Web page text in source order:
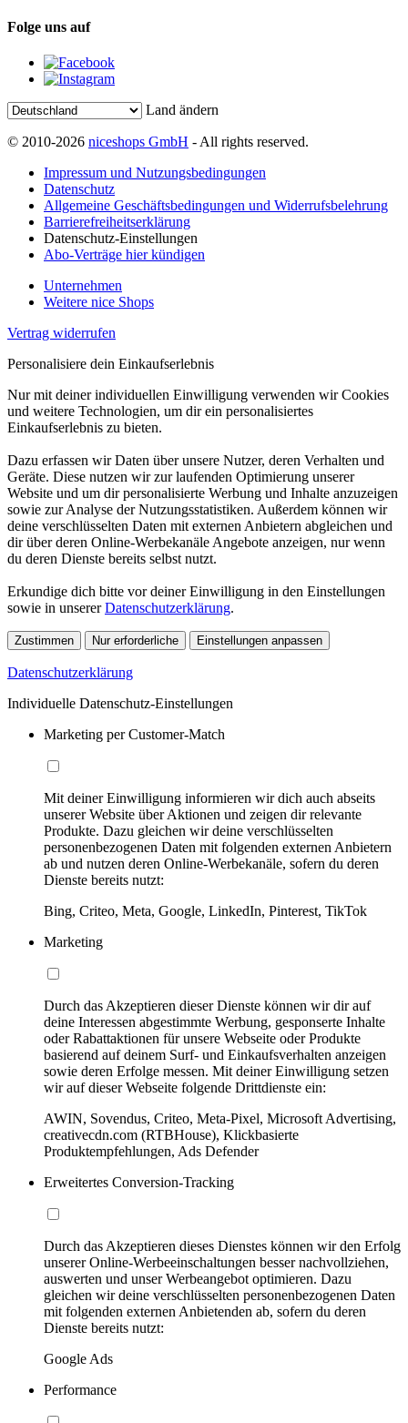
Folge uns auf
Land ändern
© 2010-2026 niceshops GmbH - All rights reserved.
Impressum und Nutzungsbedingungen
Datenschutz
Allgemeine Geschäftsbedingungen und Widerrufsbelehrung
Barrierefreiheitserklärung
Datenschutz-Einstellungen
Abo-Verträge hier kündigen
Unternehmen
Weitere nice Shops
Vertrag widerrufen
Personalisiere dein Einkaufserlebnis
Nur mit deiner individuellen Einwilligung verwenden wir Cookies
und weitere Technologien, um dir ein personalisiertes
Einkaufserlebnis zu bieten.
Dazu erfassen wir Daten über unsere Nutzer, deren Verhalten und
Geräte. Diese nutzen wir zur laufenden Optimierung unserer
Website und um dir personalisierte Werbung und Inhalte anzuzeigen
sowie zur Analyse der Nutzungsstatistiken. Außerdem können wir
deine verschlüsselten Daten mit externen Anbietern abgleichen und
dir über deren Online-Werbekanäle Angebote anzeigen, nur wenn
du deren Dienste bereits selbst nutzt.
Erkundige dich bitte vor deiner Einwilligung in den Einstellungen
sowie in unsererDatenschutzerklärung.
Zustimmen Nur erforderliche Einstellungen anpassen
Datenschutzerklärung
Individuelle Datenschutz-Einstellungen
Marketing per Customer-Match
Mit deiner Einwilligung informieren wir dich auch abseits
unserer Website über Aktionen und zeigen dir relevante
Produkte. Dazu gleichen wir deine verschlüsselten
personenbezogenen Daten mit folgenden externen Anbietern
ab und nutzen deren Online-Werbekanäle, sofern du deren
Dienste bereits nutzt:
Bing, Criteo, Meta, Google, LinkedIn, Pinterest, TikTok
Marketing
Durch das Akzeptieren dieser Dienste können wir dir auf
deine Interessen abgestimmte Werbung, gesponserte Inhalte
oder Rabattaktionen für unsere Webseite oder Produkte
basierend auf deinem Surf- und Einkaufsverhalten anzeigen
sowie deren Erfolge messen. Mit deiner Einwilligung setzen
wir auf dieser Webseite folgende Drittdienste ein:
AWIN, Sovendus, Criteo, Meta-Pixel, Microsoft Advertising,
creativecdn.com (RTBHouse), Klickbasierte
Produktempfehlungen, Ads Defender
Erweitertes Conversion-Tracking
Durch das Akzeptieren dieses Dienstes können wir den Erfolg
unserer Online-Werbeeinschaltungen besser nachvollziehen,
auswerten und unser Werbeangebot optimieren. Dazu
gleichen wir deine verschlüsselten personenbezogenen Daten
mit folgenden externen Anbietenden ab, sofern du deren
Dienste bereits nutzt:
Google Ads
Performance